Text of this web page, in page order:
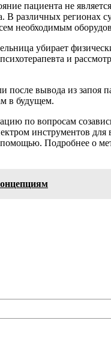
пациента не
В различных
необходимым
убирает
и
после вывода из запоя
в будущем.
по вопросам
инструментов
Подробнее о